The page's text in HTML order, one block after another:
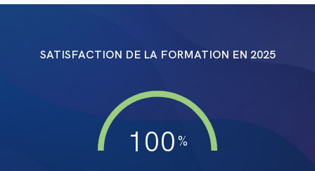
SATISFACTION DE LA FORMATION EN 2025
100